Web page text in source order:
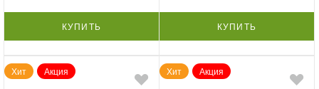
КУПИТЬ КУПИТЬ
Хит Акция Хит Акция